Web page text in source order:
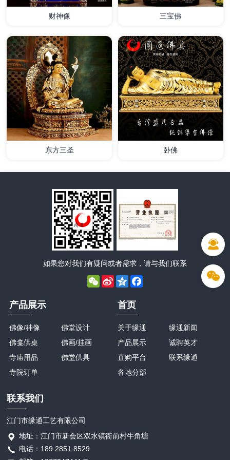
详情
财神像
详情
三宝佛
详情
东方三圣
详情
卧佛
如果您对我们有疑问或者需求，请与我们联系
WeChat
Sina
Weibo
Qzone
产品展示
佛像/神像
佛龛供桌
寺庙用品
寺院订单
佛堂设计
佛画/挂画
佛堂供具
首页
关于缘通
产品展示
直购平台
各地分部
缘通新闻
诚聘英才
联系缘通
联系我们
江门市缘通工艺有限公司
地址：江门市新会区双水镇衙前村牛角塘
电话：189 2851 8529